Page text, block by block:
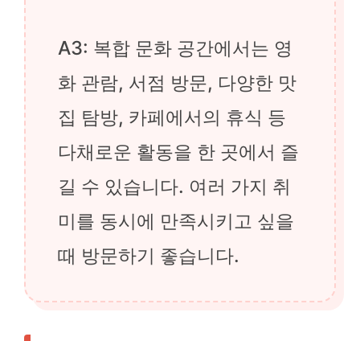
A3: 복합 문화 공간에서는 영
화 관람, 서점 방문, 다양한 맛
집 탐방, 카페에서의 휴식 등
다채로운 활동을 한 곳에서 즐
길 수 있습니다. 여러 가지 취
미를 동시에 만족시키고 싶을
때 방문하기 좋습니다.